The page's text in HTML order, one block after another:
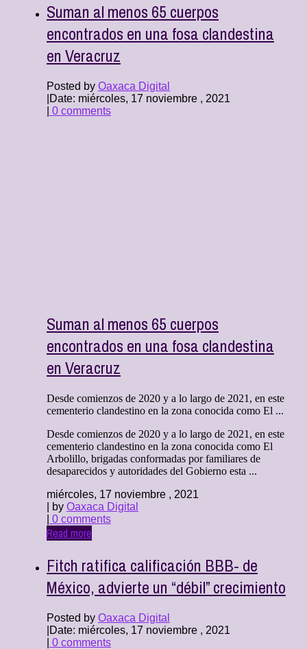
Suman al menos 65 cuerpos
encontrados en una fosa clandestina
en Veracruz
Posted by Oaxaca Digital
Date: miércoles, 17 noviembre , 2021
0 comments
Suman al menos 65 cuerpos
encontrados en una fosa clandestina
en Veracruz
Desde comienzos de 2020 y a lo largo de 2021, en este
cementerio clandestino en la zona conocida como El ...
Desde comienzos de 2020 y a lo largo de 2021, en este
cementerio clandestino en la zona conocida como El
Arbolillo, brigadas conformadas por familiares de
desaparecidos y autoridades del Gobierno esta ...
miércoles, 17 noviembre , 2021
| by Oaxaca Digital
0 comments
Read more
Fitch ratifica calificación BBB- de
México, advierte un “débil” crecimiento
Posted by Oaxaca Digital
Date: miércoles, 17 noviembre , 2021
0 comments